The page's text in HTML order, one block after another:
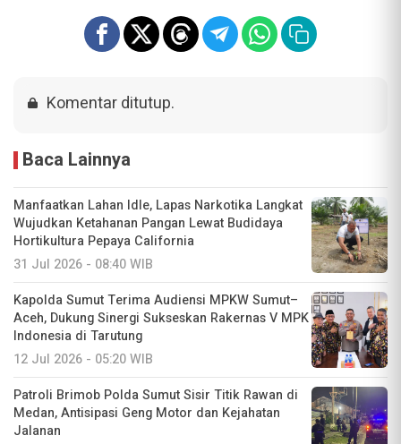
Komentar ditutup.
Baca Lainnya
Manfaatkan Lahan Idle, Lapas Narkotika Langkat
Wujudkan Ketahanan Pangan Lewat Budidaya
Hortikultura Pepaya California
31 Jul 2026 - 08:40 WIB
Kapolda Sumut Terima Audiensi MPKW Sumut–
Aceh, Dukung Sinergi Sukseskan Rakernas V MPK
Indonesia di Tarutung
12 Jul 2026 - 05:20 WIB
Patroli Brimob Polda Sumut Sisir Titik Rawan di
Medan, Antisipasi Geng Motor dan Kejahatan
Jalanan